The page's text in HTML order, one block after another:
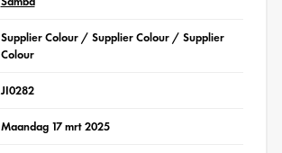
Supplier Colour / Supplier Colour / Supplier
Colour
JI0282
Maandag 17 mrt 2025